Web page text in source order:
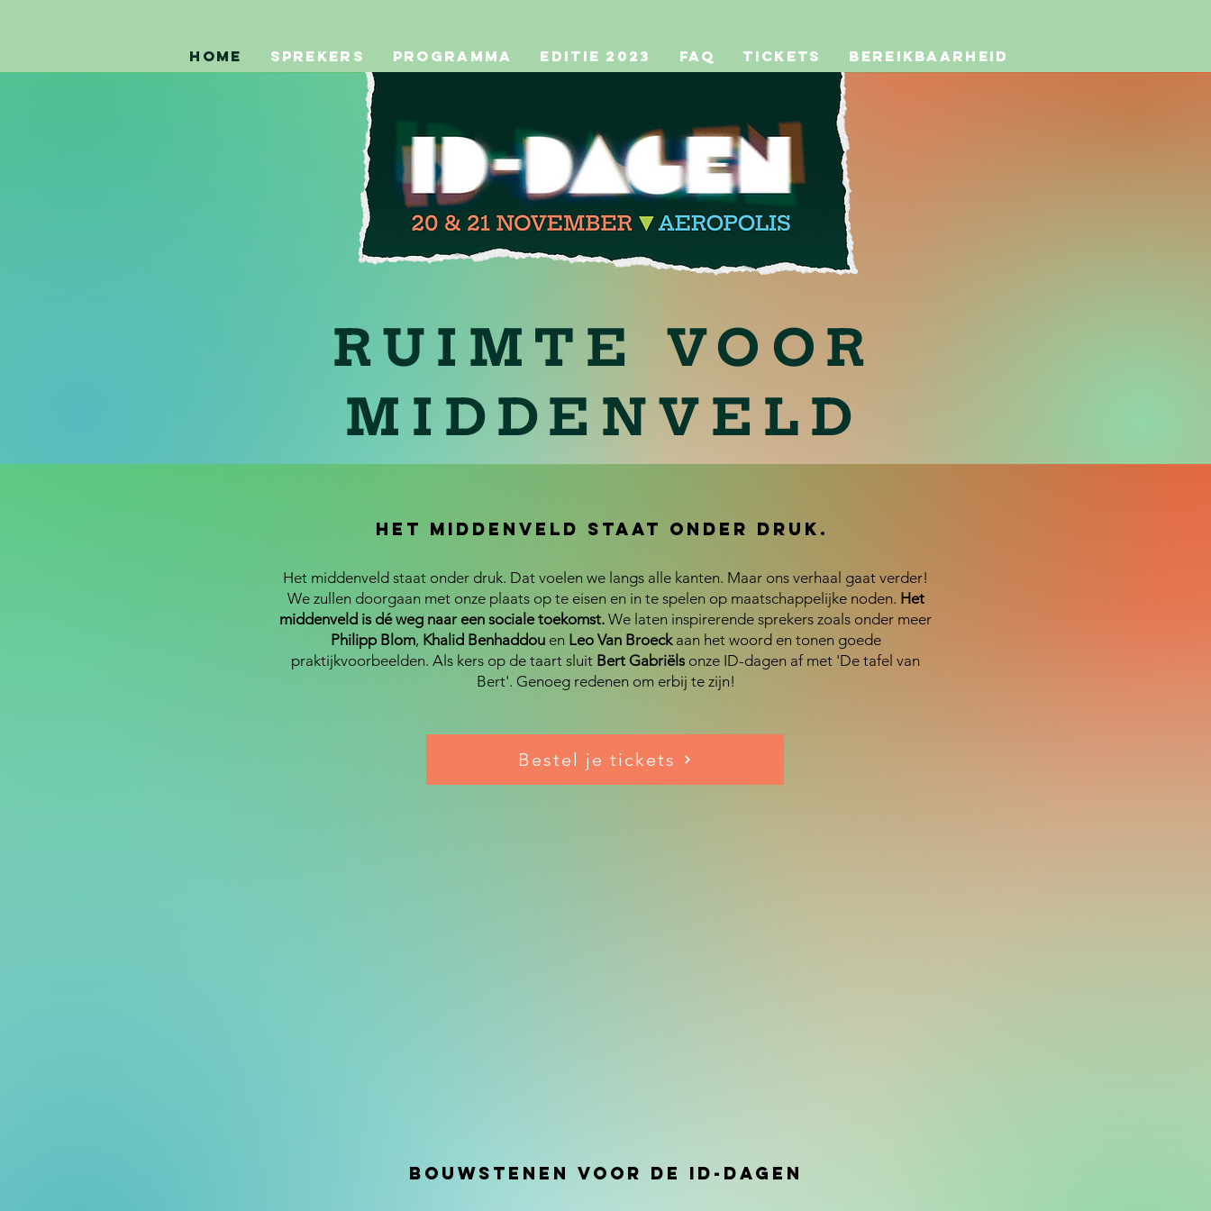
Home Sprekers Programma Editie 2023 FAQ Tickets Bereikbaarheid
RUIMTE VOOR
MIDDENVELD
Het middenveld staat onder druk.
Het middenveld staat onder druk. Dat voelen we langs alle kanten. Maar ons verhaal gaat verder!
We zullen doorgaan met onze plaats op te eisen en in te spelen op maatschappelijke noden. Het
middenveld is dé weg naar een sociale toekomst. We laten inspirerende sprekers zoals onder meer
Philipp Blom, Khalid Benhaddouen Leo Van Broeckaan het woord en tonen goede
praktijkvoorbeelden. Als kers op de taart sluit Bert Gabriëls onze ID-dagen af met 'De tafel van
Bert'. Genoeg redenen om erbij te zijn!
Bestel je tickets
Bouwstenen voor de ID-dagen